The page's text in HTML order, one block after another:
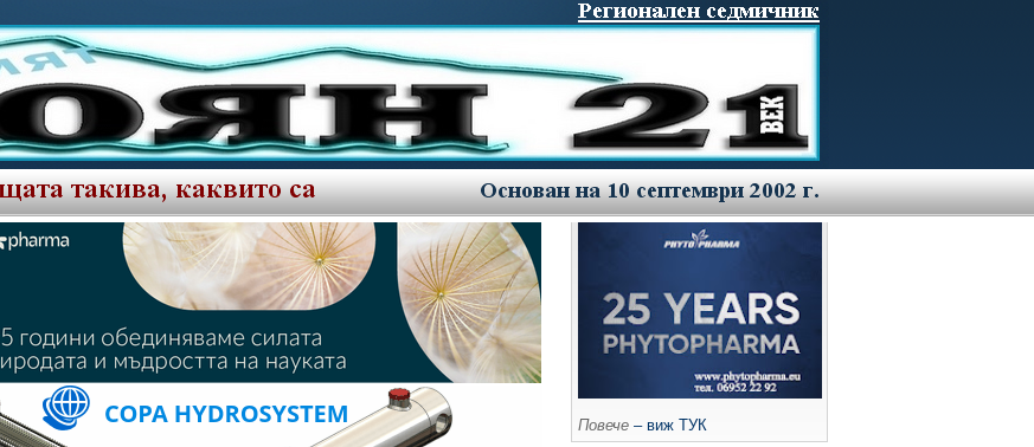
Повече – виж ТУК